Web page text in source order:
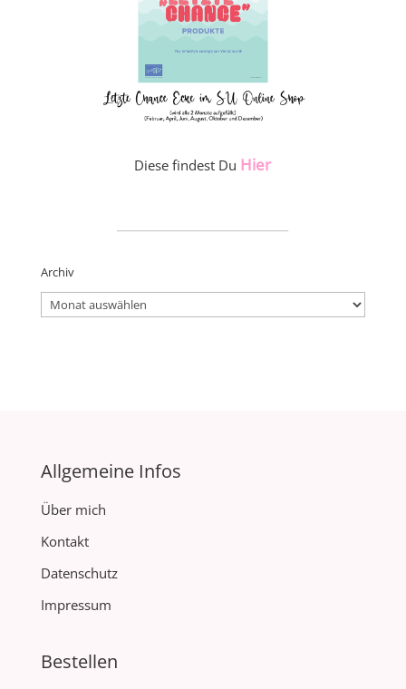
Diese findest Du Hier
Archiv
Archiv
Allgemeine Infos
Über mich
Kontakt
Datenschutz
Impressum
Bestellen